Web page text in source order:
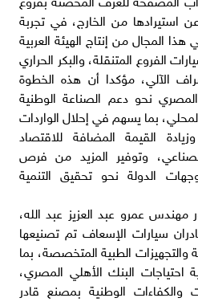
استيرادها من الخارج، في تجربة
المجال من إنتاج الهيئة العربية
الفروع المتنقلة، والبكر الحراري
الآلي، مؤكدا أن هذه الخطوة
نحو دعم الصناعة الوطنية
بما يسهم في إحلال الواردات
القيمة المضافة للاقتصاد
وتوفير المزيد من فرص
الدولة نحو تحقيق التنمية
مهندس عمرو عبد العزيز عبد الله،
سيارات الإسعاف تم تصنيعها
والتجهيزات الطبية المتخصصة، بما
احتياجات البنك الأهلي المصري،
والكفاءات الوطنية بمصنع قادر